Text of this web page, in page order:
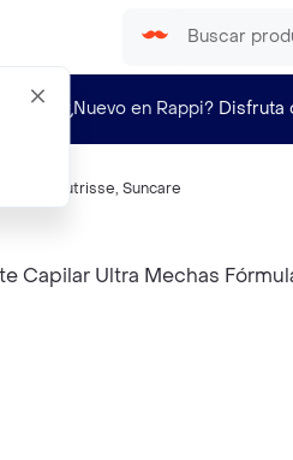
¿Nuevo en Rappi? Disfruta
Nutrisse, Suncare